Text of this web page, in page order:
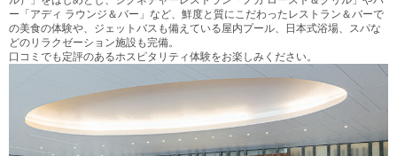
ー「アディ ラウンジ＆バー」など、鮮度と質にこだわったレストラン＆バーで
の美食の体験や、ジェットバスも備えている屋内プール、日本式浴場、スパな
どのリラクゼーション施設も完備。
口コミでも定評のあるホスピタリティ体験をお楽しみください。